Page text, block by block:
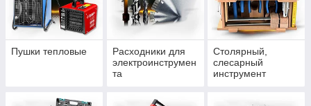
Пушки тепловые
Расходники для
электроинструмен
та
Столярный,
слесарный
инструмент